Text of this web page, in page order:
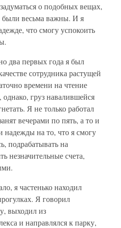
о подобных вещах,
были весьма важны. И я
что смогу успокоить
два первых года я был
сотрудника растущей
времени на чтение
груз навалившейся
Я не только работал
вечерами по пять, а то и
на то, что я смогу
подрабатывать на
незначительные счета,
я частенько находил
Я говорил
выходил из
и направлялся к парку,